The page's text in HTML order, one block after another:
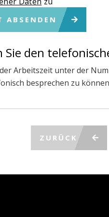
ABSENDEN
Sie den
Arbeitszeit unter der
besprechen zu
ZURÜCK